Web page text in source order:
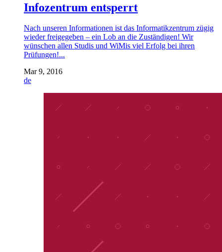
Infozentrum entsperrt
Nach unseren Informationen ist das Informatikzentrum zügig
wieder freigegeben – ein Lob an die Zuständigen! Wir
wünschen allen Studis und WiMis viel Erfolg bei ihren
Prüfungen!...
Mar 9, 2016
de